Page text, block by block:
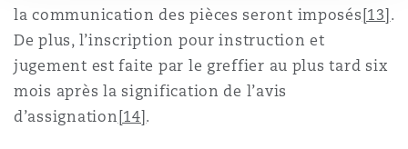
la communication des pièces seront imposés [13] .
De plus, l’inscription pour instruction et
jugement est faite par le greffier au plus tard six
mois après la signification de l’avis
d’assignation [14].